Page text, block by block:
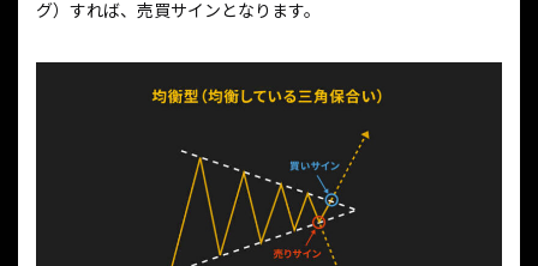
グ）すれば、売買サインとなります。